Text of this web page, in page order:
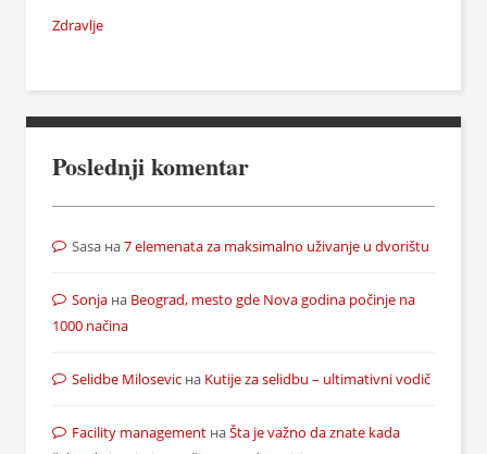
Zdravlje
Poslednji komentar
Sasa на7 elemenata za maksimalno uživanje u dvorištu
Sonja на Beograd, mesto gde Nova godina počinje na
1000 načina
Selidbe Milosevic на Kutije za selidbu – ultimativni vodič
Facility management наŠta je važno da znate kada